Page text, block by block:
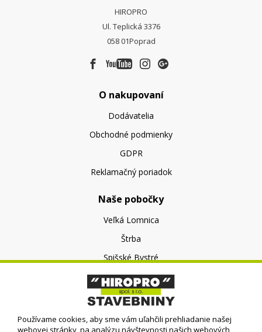
HIROPRO
Ul. Teplická 3376
058 01Poprad
O nakupovaní
Dodávatelia
Obchodné podmienky
GDPR
Reklamačný poriadok
Naše pobočky
Veľká Lomnica
Štrba
Spišské Bystré
O nás
O spoločnosti
Kontakt
Používame cookies, aby sme vám uľahčili prehliadanie našej
webovej stránky, na analýzu návštevnosti našich webových